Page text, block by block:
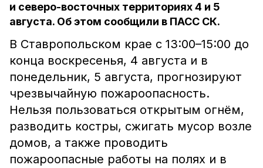
и северо-восточных территориях 4 и 5
августа. Об этом сообщили в ПАСС СК.
В Ставропольском крае с 13:00–15:00 до
конца воскресенья, 4 августа и в
понедельник, 5 августа, прогнозируют
чрезвычайную пожароопасность.
Нельзя пользоваться открытым огнём,
разводить костры, сжигать мусор возле
домов, а также проводить
пожароопасные работы на полях и в